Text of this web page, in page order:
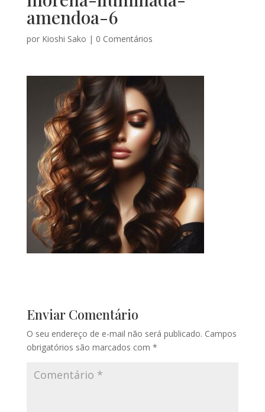
amendoa-6
por Kioshi Sako | 0 Comentários
Enviar Comentário
O seu endereço de e-mail não será publicado. Campos
obrigatórios são marcados com *